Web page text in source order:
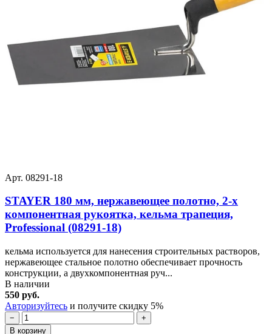
Арт. 08291-18
STAYER 180 мм, нержавеющее полотно, 2-х
компонентная рукоятка, кельма трапеция,
Professional (08291-18)
кельма используется для нанесения строительных растворов,
нержавеющее стальное полотно обеспечивает прочность
конструкции, а двухкомпонентная руч...
В наличии
550 руб.
Авторизуйтесь и получите скидку 5%
−
+
В корзину